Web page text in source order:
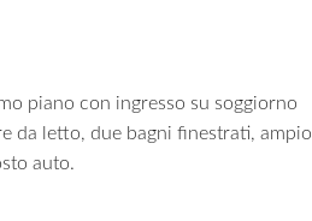
piano con ingresso su soggiorno
da letto, due bagni finestrati, ampio
auto.